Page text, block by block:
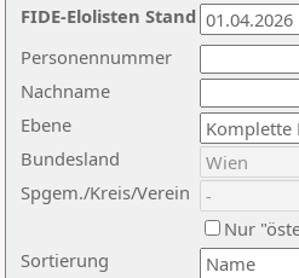
Nachname
Ebene
Sortierung
Personennummer
Bundesland
Spgem./Kreis/Verein
Nur
FIDE-Elolisten Stand